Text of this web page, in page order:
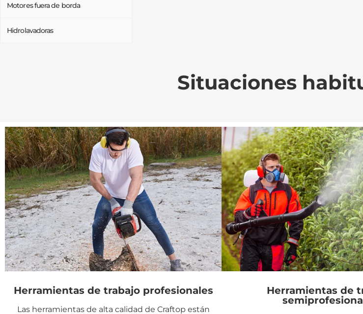
Motores fuera de borda
Hidrolavadoras
Situaciones
Herramientas de trabajo profesionales
Las herramientas de alta calidad de Craftop están
Herramientas de